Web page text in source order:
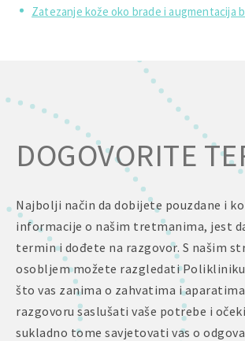
Zatezanje kože oko brade i augmentacija
DOGOVORITE
Najbolji način da dobijete pouzdane i
informacije o našim tretmanima, jest
termin i dođete na razgovor. S našim
osobljem možete razgledati
što vas zanima o zahvatima i
razgovoru saslušati vaše potrebe i
sukladno tome savjetovati vas o